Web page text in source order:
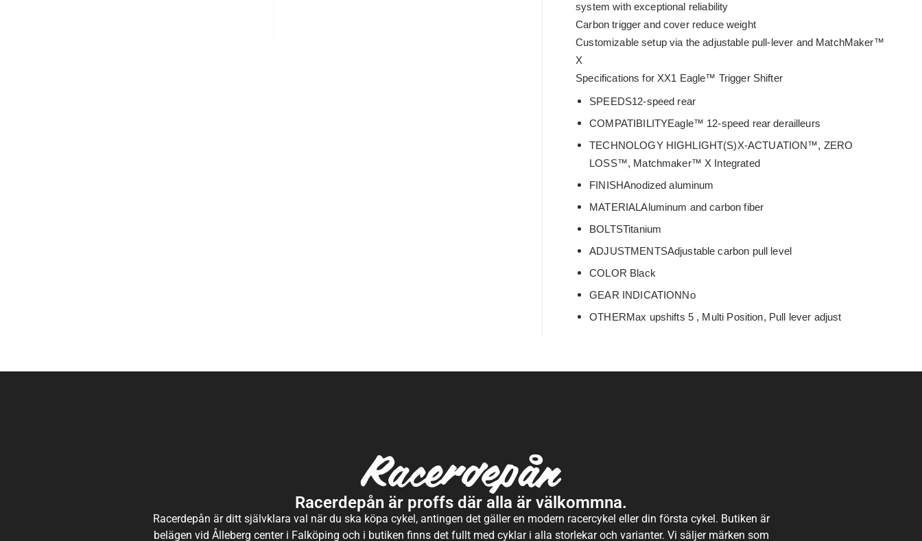
system with exceptional reliability
Carbon trigger and cover reduce weight
Customizable setup via the adjustable pull-lever and MatchMaker™
X
Specifications for XX1 Eagle™ Trigger Shifter
SPEEDS12-speed rear
COMPATIBILITYEagle™ 12-speed rear derailleurs
TECHNOLOGY HIGHLIGHT(S)X-ACTUATION™, ZERO
LOSS™, Matchmaker™ X Integrated
FINISHAnodized aluminum
MATERIALAluminum and carbon fiber
BOLTSTitanium
ADJUSTMENTSAdjustable carbon pull level
COLOR Black
GEAR INDICATIONNo
OTHERMax upshifts 5 , Multi Position, Pull lever adjust
Racerdepån är proffs där alla är välkommna.
Racerdepån är ditt självklara val när du ska köpa cykel, antingen det gäller en modern racercykel eller din första cykel. Butiken är
belägen vid Ålleberg center i Falköping och i butiken finns det fullt med cyklar i alla storlekar och varianter. Vi säljer märken som